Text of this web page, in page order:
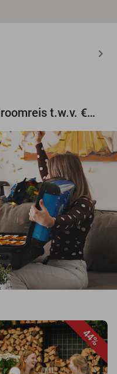
Maak gratis kans op een droomreis t.w.v. €3.000!
44%